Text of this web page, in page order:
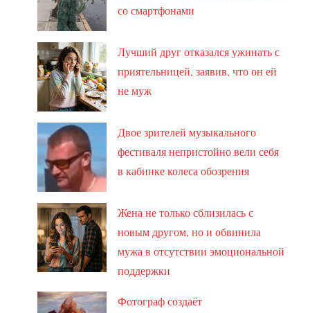
со смартфонами
Лучший друг отказался ужинать с
приятельницей, заявив, что он ей
не муж
Двое зрителей музыкального
фестиваля непристойно вели себя
в кабинке колеса обозрения
Жена не только сблизилась с
новым другом, но и обвинила
мужа в отсутствии эмоциональной
поддержки
Фотограф создаёт